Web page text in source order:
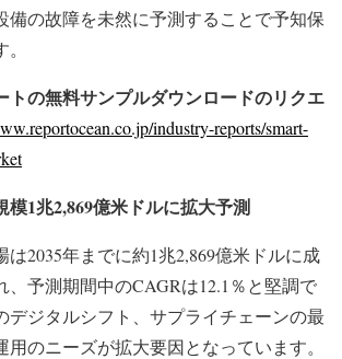
備の故障を未然に予測することで予知保
トの無料サンプルダウンロードのリクエ
industry-reports/smart-
模1兆2,869億米ドルに拡大予測
は2035年までに約1兆2,869億米ドルに成
、予測期間中のCAGRは12.1％と堅調で
デジタルシフト、サプライチェーンの最
のニーズが拡大要因となっています。